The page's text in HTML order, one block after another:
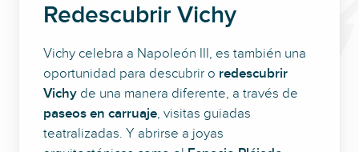
Redescubrir Vichy
Vichy celebra a Napoleón III, es también una
oportunidad para descubrir o redescubrir
Vichy de una manera diferente, a través de
paseos en carruaje, visitas guiadas
teatralizadas. Y abrirse a joyas